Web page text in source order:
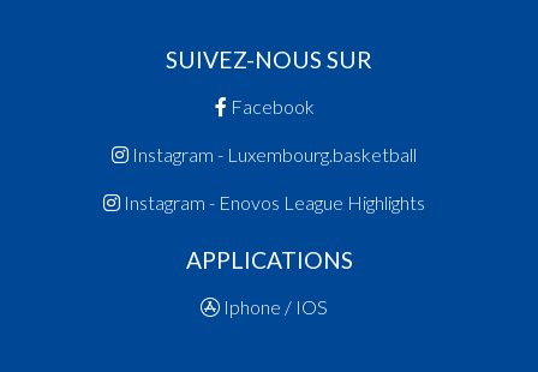
SUIVEZ-NOUS SUR
Facebook
Instagram - Luxembourg.basketball
Instagram - Enovos League Highlights
APPLICATIONS
Iphone / IOS